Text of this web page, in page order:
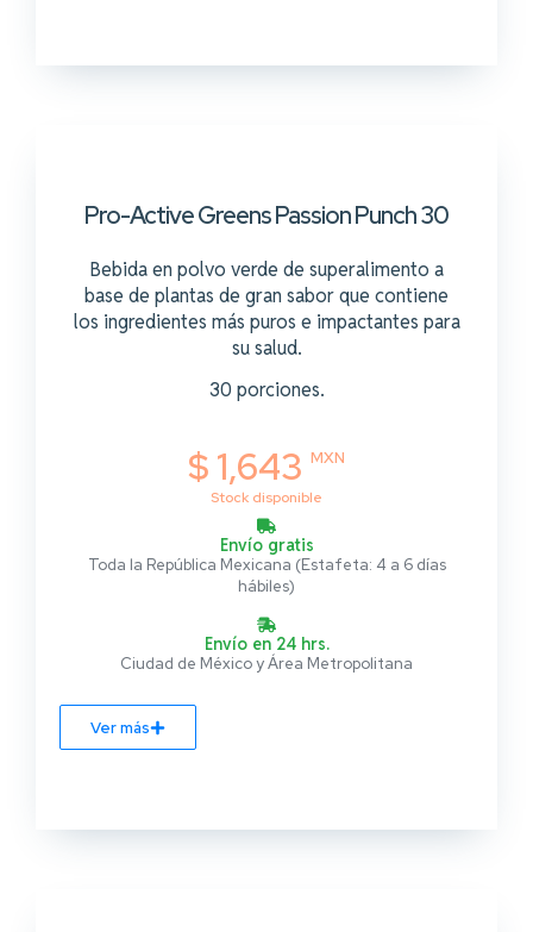
Pro-Active Greens Passion Punch 30
Bebida en polvo verde de superalimento a
base de plantas de gran sabor que contiene
los ingredientes más puros e impactantes para
su salud.
30 porciones.
$ 1,643 MXN
Stock disponible
Envío gratis
Toda la República Mexicana (Estafeta: 4 a 6 días
hábiles)
Envío en 24 hrs.
Ciudad de México y Área Metropolitana
Ver más